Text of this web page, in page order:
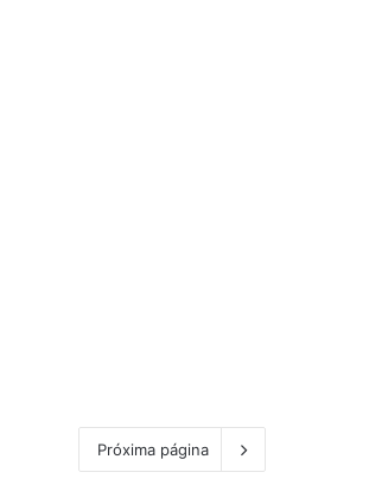
Próxima página